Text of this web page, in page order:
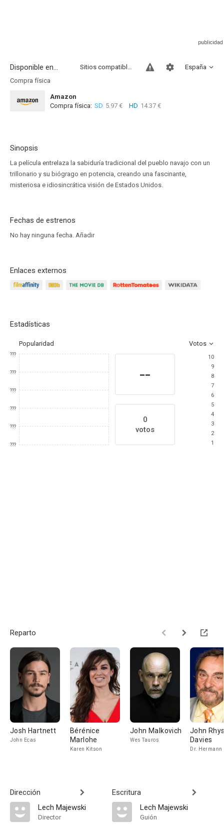
Disponible en... España
Sitios compatibles
Compra física
Amazon
Compra física: SD 5.97 € HD 14.37 €
Sinopsis
La película entrelaza la sabiduría tradicional del pueblo navajo con un
trillonario y su biógrago en potencia, creando una fascinante,
misteriosa e idiosincrática visión de Estados Unidos.
Fechas de estrenos
No hay ninguna fecha. Añadir
Enlaces externos
Estadísticas
Popularidad Votos
???
???
???
???
???
???
--
0
votos
10
9
8
7
6
5
4
3
2
1
Reparto
Josh Hartnett
John Ecas
Bérénice
Marlohe
Karen Kitson
John Malkovich
Wes Tauros
John
Davies
Dr. Hermann
Dirección
Lech Majewski
Director
Escritura
Lech Majewski
Guión